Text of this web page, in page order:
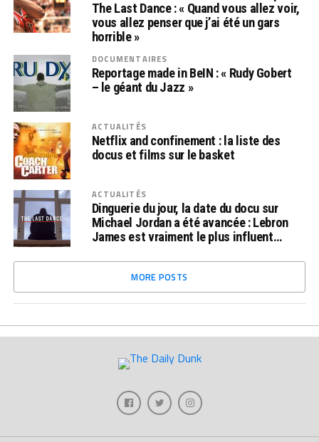
The Last Dance : « Quand vous allez voir,
vous allez penser que j’ai été un gars
horrible »
DOCUMENTAIRES
Reportage made in BeIN : « Rudy Gobert
– le géant du Jazz »
ACTUALITÉS
Netflix and confinement : la liste des
docus et films sur le basket
ACTUALITÉS
Dinguerie du jour, la date du docu sur
Michael Jordan a été avancée : Lebron
James est vraiment le plus influent…
MORE POSTS